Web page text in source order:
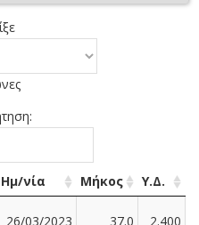
Ημ/νία Μήκος
Υ.Δ.
26/03/2023 37.0 2.400